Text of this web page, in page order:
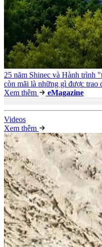
25 năm Shinec và Hành trình
còn mãi là những gì được trao
Xem thêm
eMagazine
Videos
Xem thêm